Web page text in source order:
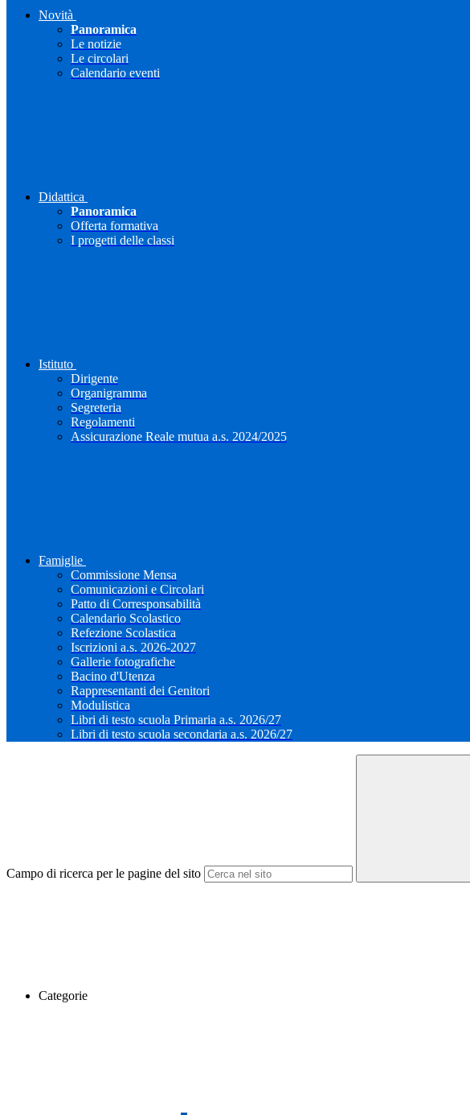
Novità
Panoramica
Le notizie
Le circolari
Calendario eventi
Didattica
Panoramica
Offerta formativa
I progetti delle classi
Istituto
Dirigente
Organigramma
Segreteria
Regolamenti
Assicurazione Reale mutua a.s. 2024/2025
Famiglie
Commissione Mensa
Comunicazioni e Circolari
Patto di Corresponsabilità
Calendario Scolastico
Refezione Scolastica
Iscrizioni a.s. 2026-2027
Gallerie fotografiche
Bacino d'Utenza
Rappresentanti dei Genitori
Modulistica
Libri di testo scuola Primaria a.s. 2026/27
Libri di testo scuola secondaria a.s. 2026/27
Campo di ricerca per le pagine del sito
Categorie